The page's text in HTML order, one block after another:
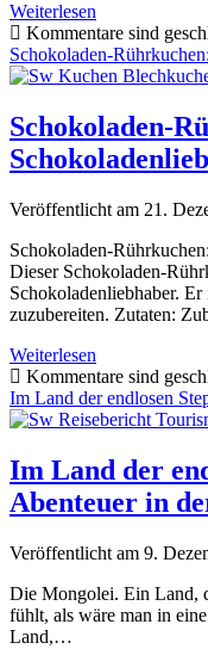
Weiterlesen
an
einem
Tag:
kompakter
Trip
durch
Kommentare sind
Schokoladen-
Schokoladen-
Veröffentlicht am 21.
Schokoladen-
Dieser Schokoladen-
Schokoladenliebhaber.
zuzubereiten. Zutaten:
Weiterlesen
Rührkuchen:
Ein
Fest
Kommentare sind
Im Land der endlosen
Im Land der
Abenteuer in
Veröffentlicht am 9.
Die Mongolei. Ein Land,
fühlt, als wäre man in
Land,…